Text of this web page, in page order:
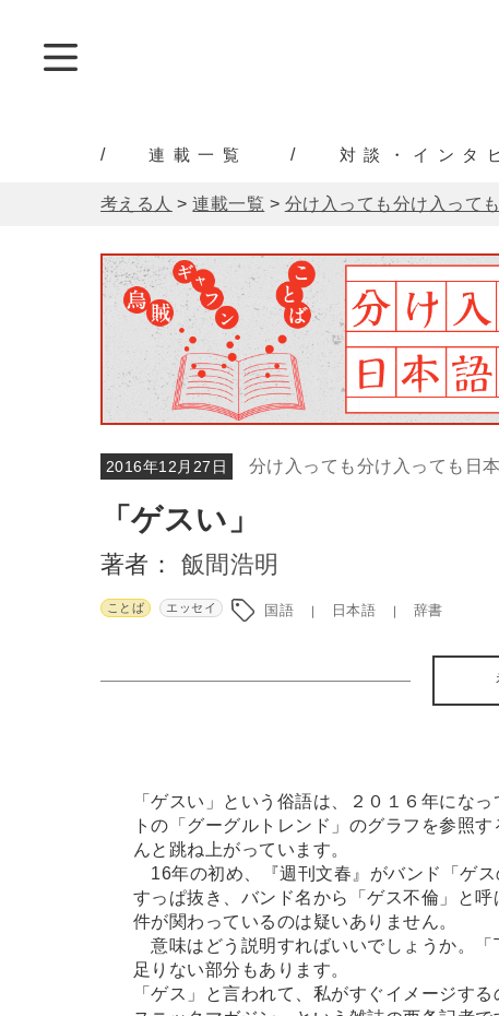
連載一覧 対談・インタ
考える人 >連載一覧 > 分け入っても分け入って
2016年12月27日 分け入っても分け入っても日
「ゲスい」
著者： 飯間浩明
ことば エッセイ 国語 日本語 辞書
「ゲスい」という俗語は、２０１６年にな
トの「グーグルトレンド」のグラフを参照
んと跳ね上がっています。
16年の初め、『週刊文春』がバンド「ゲ
すっぱ抜き、バンド名から「ゲス不倫」と
件が関わっているのは疑いありません。
意味はどう説明すればいいでしょうか。「
足りない部分もあります。
「ゲス」と言われて、私がすぐイメージす